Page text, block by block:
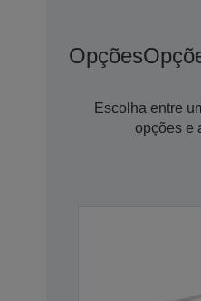
Opções
Escolha entre
opções e